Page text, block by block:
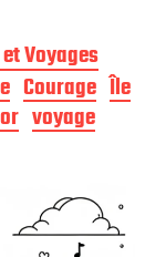
Voyages
Courage Île
voyage